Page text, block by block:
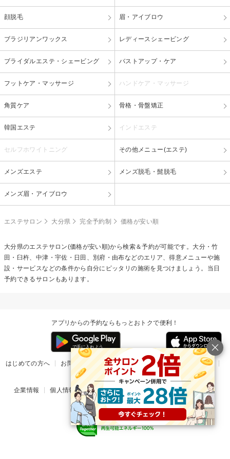
顔脱毛 眉・アイブロウ
ブラジリアンワックス レディースシェービング
ブライダルエステ・シェービング バストアップ・ケア
フットケア・マッサージ ハンドケア・マッサージ
角質ケア 骨格・骨盤矯正
韓国エステ インドエステ
セルフホワイトニング その他メニュー(エステ)
メンズエステ メンズ脱毛・髭脱毛
メンズ眉・アイブロウ
エステサロン 大分県 完全予約制 価格が安い順
大分県のエステサロン(価格が安い順)から検索＆予約が可能です。大分・竹
田・臼杵、中津・宇佐・日田、別府・由布などのエリア、得意メニューや施
設・サービスなどの条件から自分にピッタリの施術を見つけましょう。当日
予約できるサロンもあります。
アプリからの予約ならもっとおトクで便利！
はじめての方へ お問い合わせ ヘルプ リリース情報
利用規約
掲載ご希望のサロン様
企業情報 個人情報保護方針 楽天のサービス一覧 アプリ一覧
© Rakuten Group, Inc.